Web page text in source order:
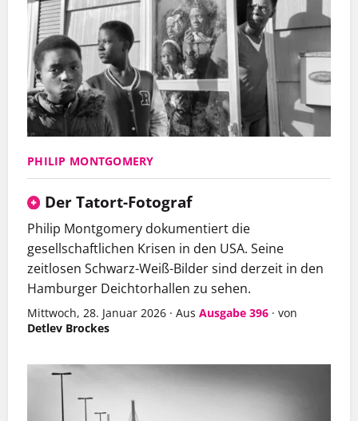
PHILIP MONTGOMERY
Der Tatort-Fotograf
Philip Montgomery dokumentiert die
gesellschaftlichen Krisen in den USA. Seine
zeitlosen Schwarz-Weiß-Bilder sind derzeit in den
Hamburger Deichtorhallen zu sehen.
Mittwoch, 28. Januar 2026 · Aus Ausgabe 396 · von
Detlev Brockes